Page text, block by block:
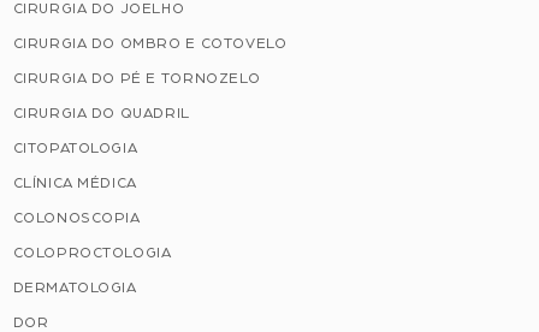
CIRURGIA DO JOELHO
CIRURGIA DO OMBRO E COTOVELO
CIRURGIA DO PÉ E TORNOZELO
CIRURGIA DO QUADRIL
CITOPATOLOGIA
CLÍNICA MÉDICA
COLONOSCOPIA
COLOPROCTOLOGIA
DERMATOLOGIA
DOR